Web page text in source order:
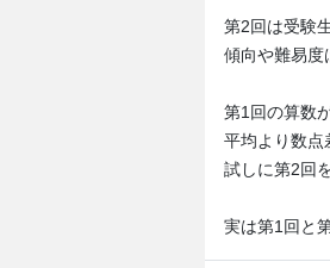
第2回は受験
傾向や難易度
第1回の算数
平均より数点
試しに第2回
実は第1回と